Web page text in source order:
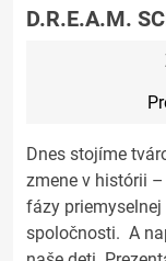
D.R.E.A.M.
Dnes stojíme
zmene v histórii
fázy
spoločnosti. A